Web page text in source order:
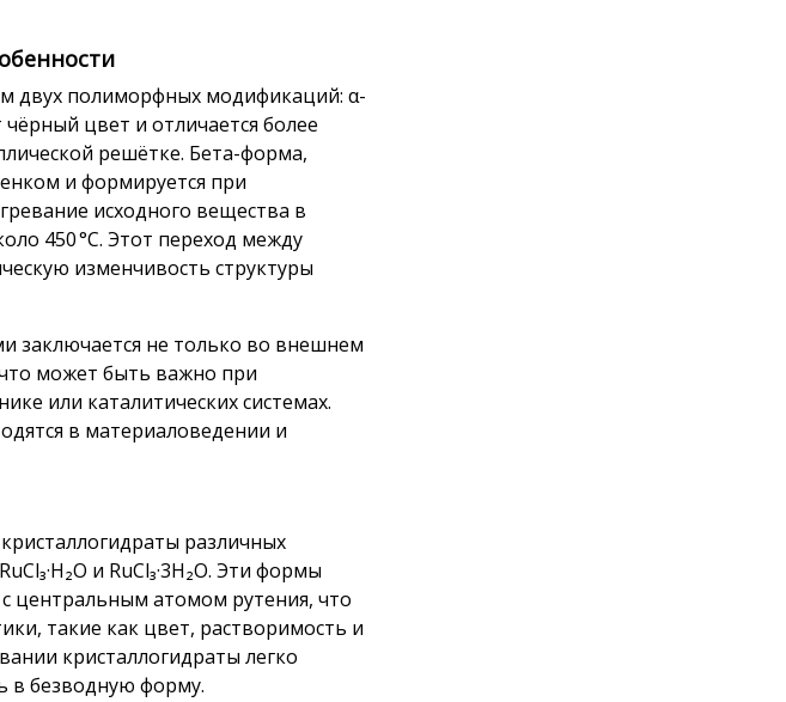
двух полиморфных модификаций: α-
цвет и отличается более
решётке. Бета-форма,
и формируется при
исходного вещества в
450 °C. Этот переход между
изменчивость структуры
заключается не только во внешнем
может быть важно при
или каталитических системах.
в материаловедении и
различных
и RuCl₃·3H₂O. Эти формы
центральным атомом рутения, что
такие как цвет, растворимость и
кристаллогидраты легко
в безводную форму.